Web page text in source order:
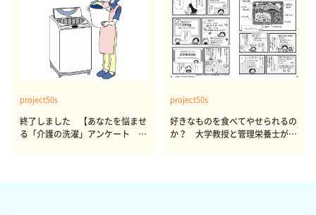
project50s
終了しました 【あなたを悩ませ
る「介護の洗濯」アンケート 体
project50s
好きなものを食べてやせられるの
か？ 大学教授と管理栄養士が出